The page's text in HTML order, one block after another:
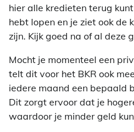
hier alle kredieten terug
hebt lopen en je ziet ook de
zijn. Kijk goed na of al deze
Mocht je momenteel een
telt dit voor het BKR ook
iedere maand een bepaald
Dit zorgt ervoor dat je
waardoor je minder geld